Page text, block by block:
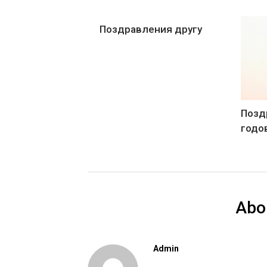
Поздравления другу
Admin